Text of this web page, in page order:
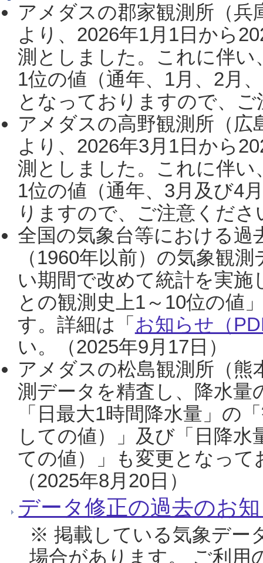
アメダスの郡家観測所（
より、2026年1月1日から
測としました。これに伴い
1位の値（通年、1月、2月
となっておりますので、
アメダスの高野観測所（
より、2026年3月1日から
測としました。これに伴い
1位の値（通年、3月及び4
りますので、ご注意くだ
全国の気象台等における過
（1960年以前）の気象観
い期間で改めて統計を実
との観測史上1～10位の値
す。詳細は「 お知らせ（
い。（2025年9月17日）
アメダスの松島観測所（熊
測データを精査し、降水
「日最大1時間降水量」の
しての値）」及び「日降
ての値）」も変更となっ
（2025年8月20日）
データ修正の過去のお
※ 掲載している気象デー
場合があります。 ご利用